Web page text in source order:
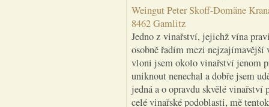
Weingut Peter Skoff-Domäne
8462 Gamlitz
Jedno z vinařství, jejichž vína
osobně řadím mezi
vloni jsem okolo vinařství jenom
uniknout nenechal a dobře jsem
jedná a o opravdu skvělé
celé vinařské podoblasti, mě